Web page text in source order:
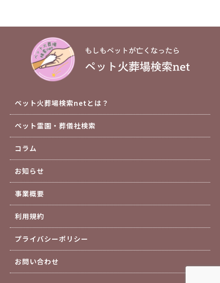
ペット火葬場検索netとは？
ペット霊園・葬儀社検索
コラム
お知らせ
事業概要
利用規約
プライバシーポリシー
お問い合わせ